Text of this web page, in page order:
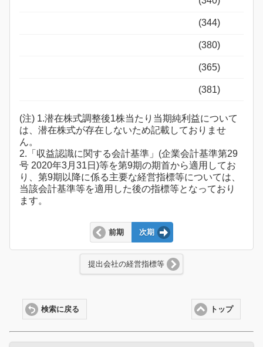
(344)
(380)
(365)
(381)
(注) 1.潜在株式調整後1株当たり当期純利益について
は、潜在株式が存在しないため記載しておりませ
ん。
2.「収益認識に関する会計基準」(企業会計基準第29
号 2020年3月31日)等を第9期の期首から適用してお
り、第9期以降に係る主要な経営指標等については、
当該会計基準等を適用した後の指標等となっており
ます。
前期 次期
提出会社の経営指標等
トップ
検索に戻る